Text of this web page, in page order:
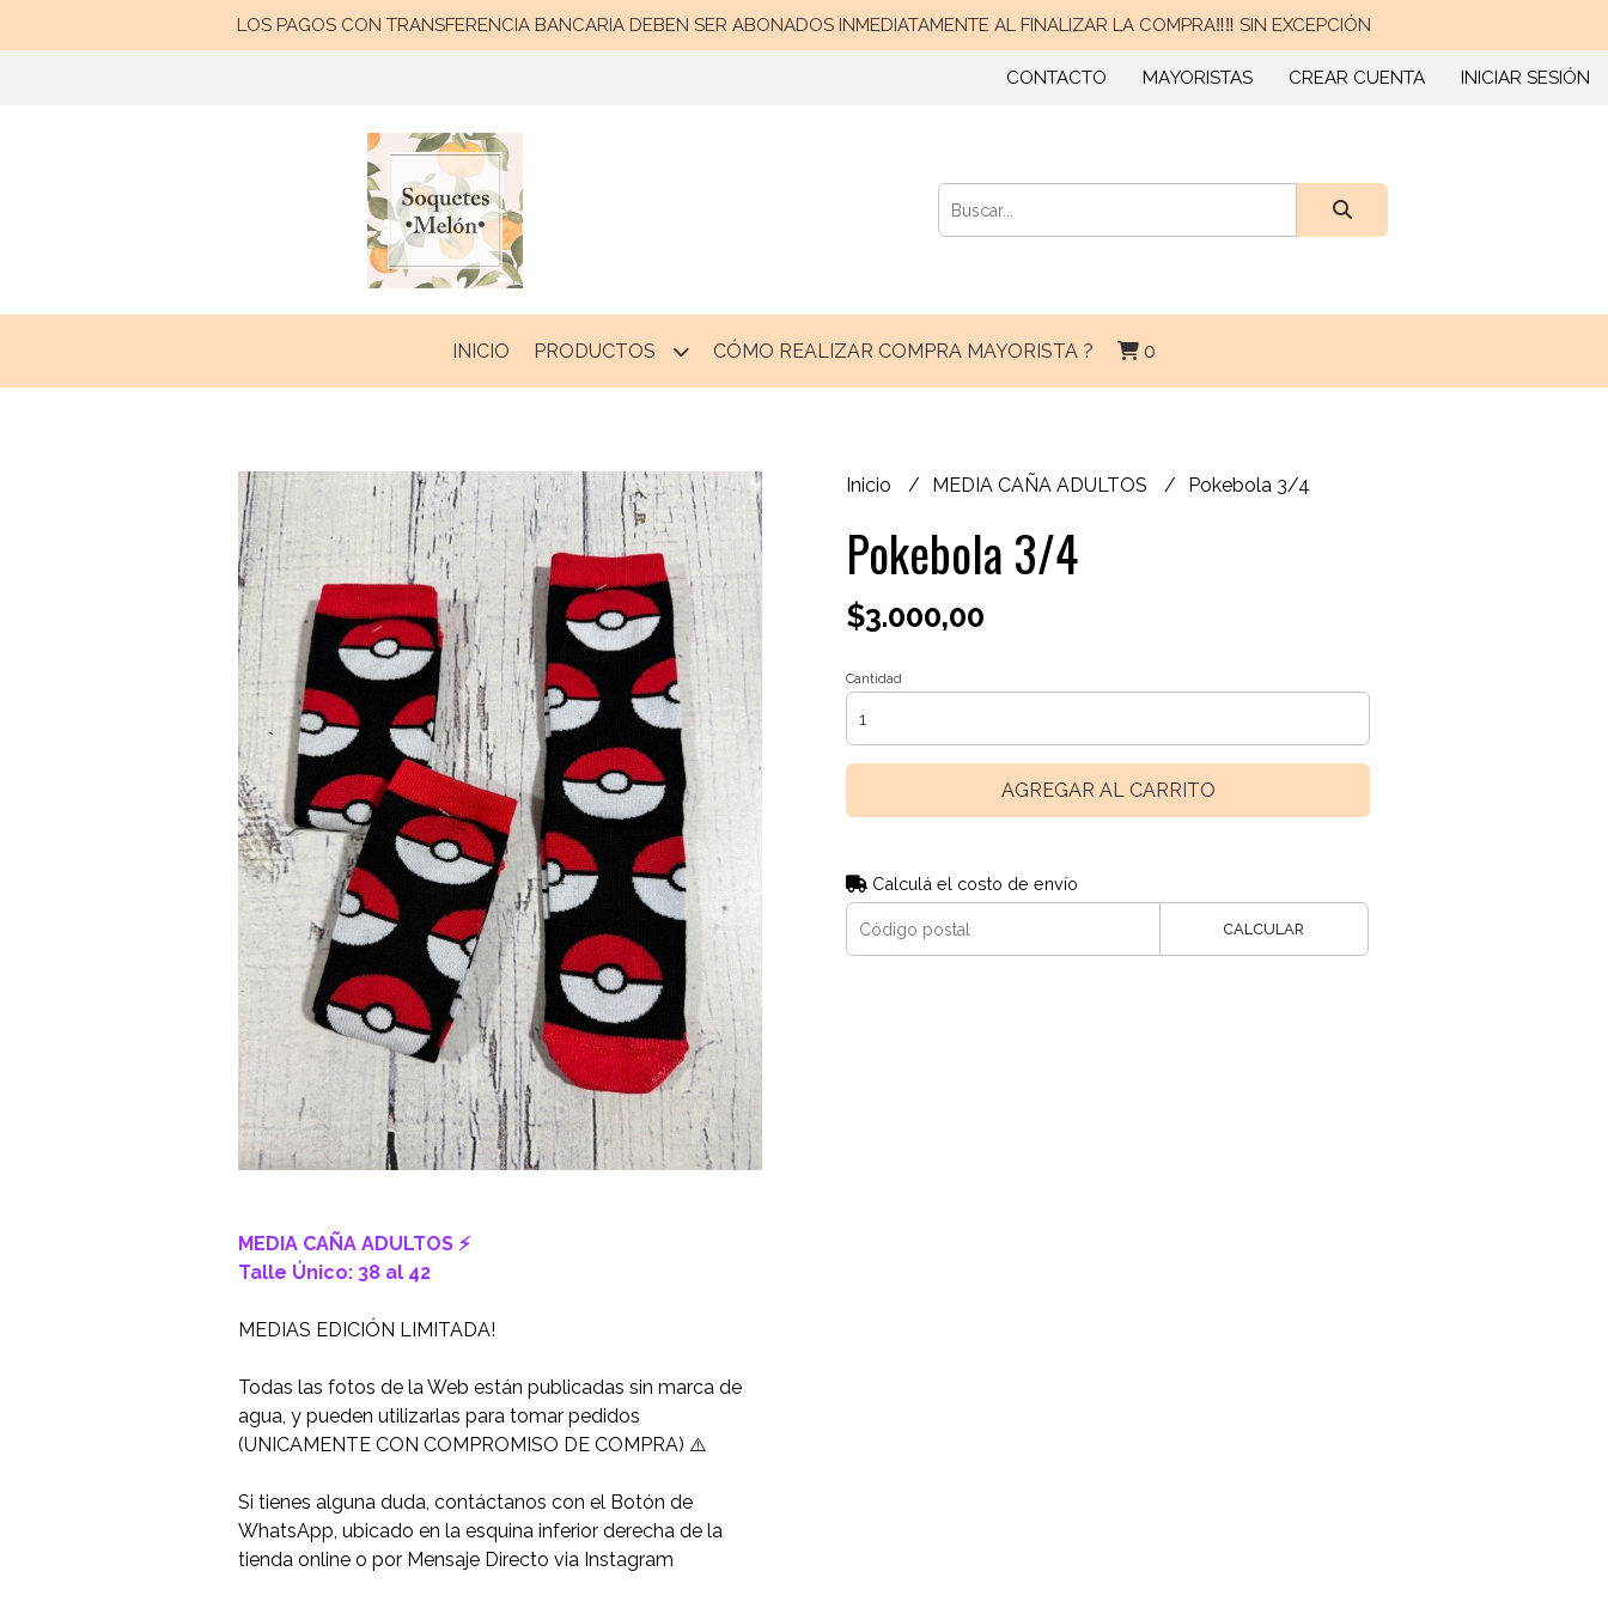
LOS PAGOS CON TRANSFERENCIA BANCARIA DEBEN SER ABONADOS INMEDIATAMENTE AL FINALIZAR LA COMPRA‼️‼️ SIN EXCEPCIÓN
CONTACTO MAYORISTAS CREAR CUENTA INICIAR SESIÓN
INICIO PRODUCTOS CÓMO REALIZAR COMPRA MAYORISTA ? 0
MEDIA CAÑA ADULTOS ⚡️
Talle Único: 38 al 42
MEDIAS EDICIÓN LIMITADA!
Todas las fotos de la Web están publicadas sin marca de
agua, y pueden utilizarlas para tomar pedidos
(UNICAMENTE CON COMPROMISO DE COMPRA) ⚠️
Si tienes alguna duda, contáctanos con el Botón de
WhatsApp, ubicado en la esquina inferior derecha de la
tienda online o por Mensaje Directo via Instagram
Inicio MEDIA CAÑA ADULTOS Pokebola 3/4
Pokebola 3/4
$3.000,00
Cantidad
AGREGAR AL CARRITO
Calculá el costo de envío
CALCULAR